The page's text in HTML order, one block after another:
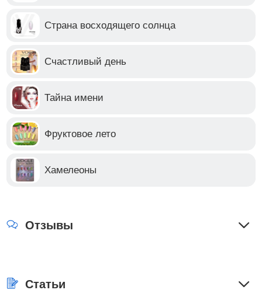
Страна восходящего солнца
Счастливый день
Тайна имени
Фруктовое лето
Хамелеоны
Отзывы
Статьи